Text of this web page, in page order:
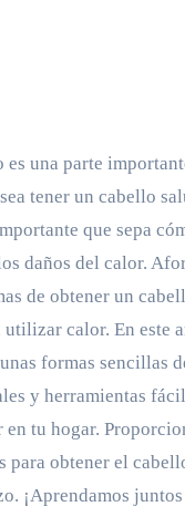
es una parte
tener un cabello
que sepa
daños del calor.
de obtener un
calor. En este
formas sencillas
y herramientas
en tu hogar.
para obtener el
¡Aprendamos